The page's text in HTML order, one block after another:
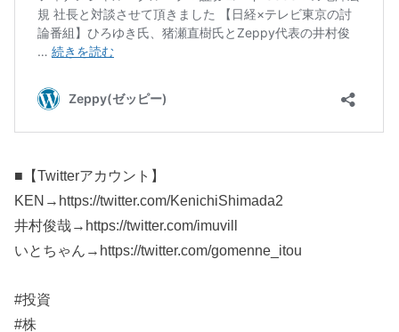
■【Twitterアカウント】
KEN→https://twitter.com/KenichiShimada2
井村俊哉→https://twitter.com/imuvill
いとちゃん→https://twitter.com/gomenne_itou
#投資
#株